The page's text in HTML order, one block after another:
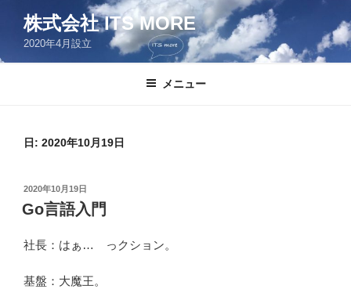
ン
株式会社 ITS MORE
2020年4月設立
メニュー
日: 2020年10月19日
投
稿
日:
2020年10月19日
Go言語入門
社長：はぁ… っクション。
基盤：大魔王。